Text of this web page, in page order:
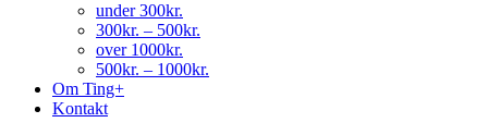
under 300kr.
300kr. – 500kr.
over 1000kr.
500kr. – 1000kr.
Om Ting+
Kontakt